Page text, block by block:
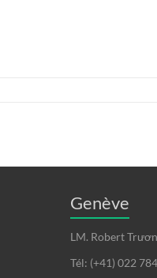
Genève
LM. Robert
Tél: (+41) 022